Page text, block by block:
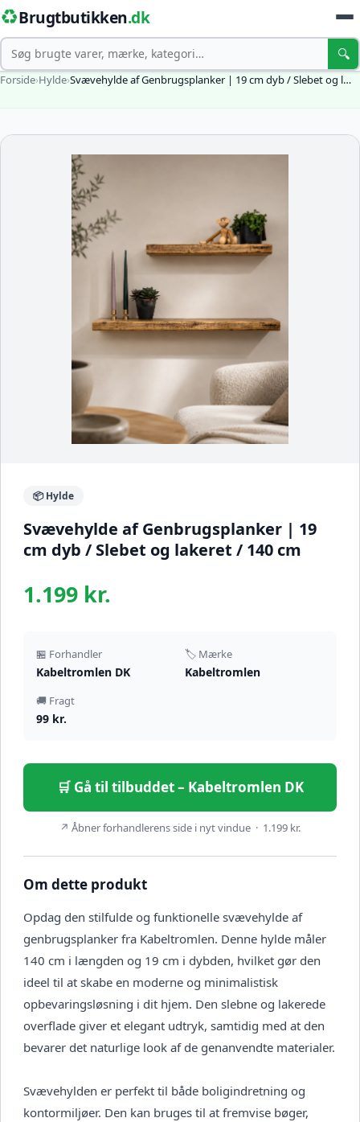
♻️Brugtbutikken.dk
Søg 🔍
Forside›Hylde›Svævehylde af Genbrugsplanker | 19 cm dyb / Slebet og l…
📦 Hylde
Svævehylde af Genbrugsplanker | 19
cm dyb / Slebet og lakeret / 140 cm
1.199 kr.
🏪 Forhandler
Kabeltromlen DK
🏷️ Mærke
Kabeltromlen
🚚 Fragt
99 kr.
🛒 Gå til tilbuddet – Kabeltromlen DK
↗ Åbner forhandlerens side i nyt vindue · 1.199 kr.
Om dette produkt
Opdag den stilfulde og funktionelle svævehylde af
genbrugsplanker fra Kabeltromlen. Denne hylde måler
140 cm i længden og 19 cm i dybden, hvilket gør den
ideel til at skabe en moderne og minimalistisk
opbevaringsløsning i dit hjem. Den slebne og lakerede
overflade giver et elegant udtryk, samtidig med at den
bevarer det naturlige look af de genanvendte materialer.
Svævehylden er perfekt til både boligindretning og
kontormiljøer. Den kan bruges til at fremvise bøger,